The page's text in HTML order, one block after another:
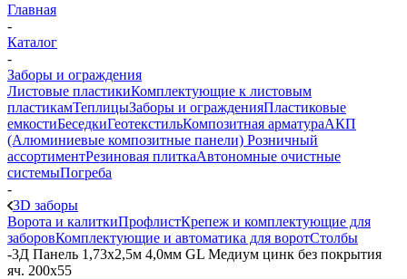
Главная
-
Каталог
-
Заборы и ограждения
Листовые пластикиКомплектующие к листовым
пластикамТеплицыЗаборы и огражденияПластиковые
емкостиБеседкиГеотекстильКомпозитная арматураАКП
(Алюминиевые композитные панели) Розничный
ассортиментРезиновая плиткаАвтономные очистные
системыПогреба
-
3D заборы
Ворота и калиткиПрофлистКрепеж и комплектующие для
заборовКомплектующие и автоматика для воротСтолбы
-3Д Панель 1,73х2,5м 4,0мм GL Медиум цинк без покрытия
яч. 200х55